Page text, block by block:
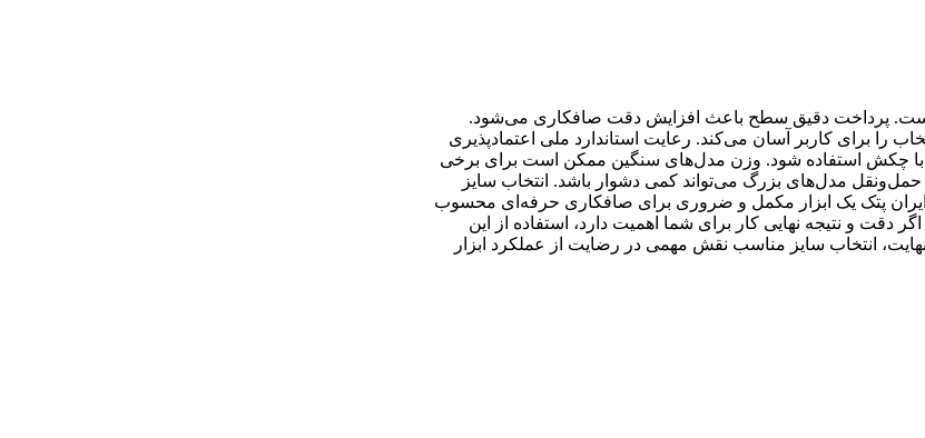
است. پرداخت دقیق سطح باعث افزایش دقت صافکاری می‌شود.
را برای کاربر آسان می‌کند. رعایت استاندارد ملی اعتمادپذیری
با چکش استفاده شود. وزن مدل‌های سنگین ممکن است برای برخی
مدل‌های بزرگ می‌تواند کمی دشوار باشد. انتخاب سایز
ایران پتک یک ابزار مکمل و ضروری برای صافکاری حرفه‌ای محسوب
و نتیجه نهایی کار برای شما اهمیت دارد، استفاده از این
انتخاب سایز مناسب نقش مهمی در رضایت از عملکرد ابزار